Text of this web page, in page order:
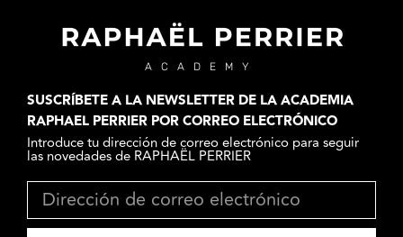
SUSCRÍBETE A LA NEWSLETTER DE LA ACADEMIA
RAPHAEL PERRIER POR CORREO ELECTRÓNICO
Introduce tu dirección de correo electrónico para seguir
las novedades de RAPHAËL PERRIER
ACADEMY